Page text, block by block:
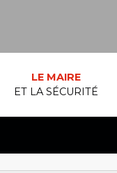
LE MAIRE
ET LA SÉCURITÉ